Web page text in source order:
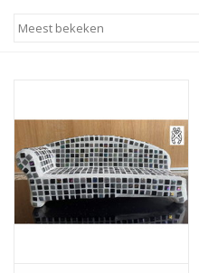
Video-instructies
Klantbeoordelingen